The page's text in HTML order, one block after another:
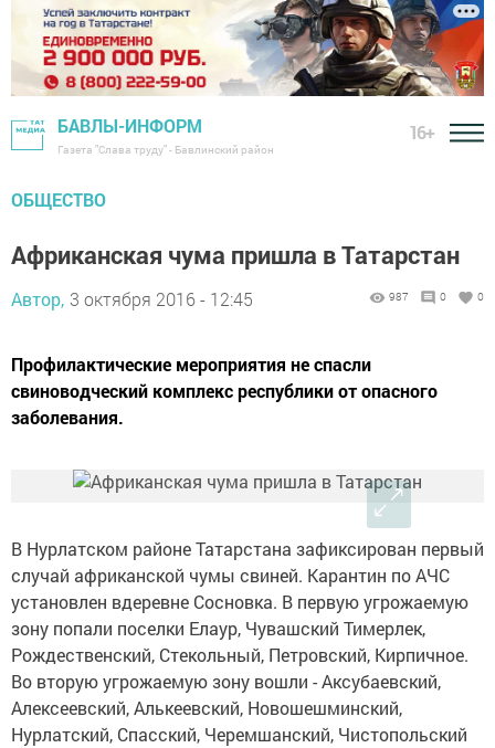
БАВЛЫ-ИНФОРМ
Газета "Слава труду" - Бавлинский район
16+
ОБЩЕСТВО
Африканская чума пришла в Татарстан
Автор, 3 октября 2016 - 12:45 987 0 0
Профилактические мероприятия не спасли
свиноводческий комплекс республики от опасного
заболевания.
В Нурлатском районе Татарстана зафиксирован первый
случай африканской чумы свиней. Карантин по АЧС
установлен вдеревне Сосновка. В первую угрожаемую
зону попали поселки Елаур, Чувашский Тимерлек,
Рождественский, Стекольный, Петровский, Кирпичное.
Во вторую угрожаемую зону вошли - Аксубаевский,
Алексеевский, Алькеевский, Новошешминский,
Нурлатский, Спасский, Черемшанский, Чистопольский